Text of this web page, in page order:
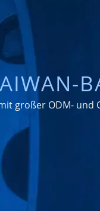
großer ODM- und